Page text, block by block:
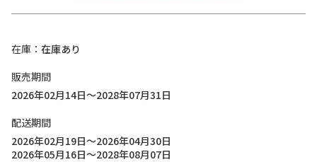
在庫
在庫あり
販売期間
2026年02月14日～2028年07月31日
配送期間
2026年02月19日～2026年04月30日
2026年05月16日～2028年08月07日